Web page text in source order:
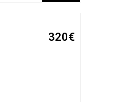
320€